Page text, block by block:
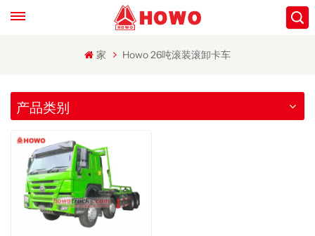
家 Howo 26吨滚装滚卸卡车
产品类别